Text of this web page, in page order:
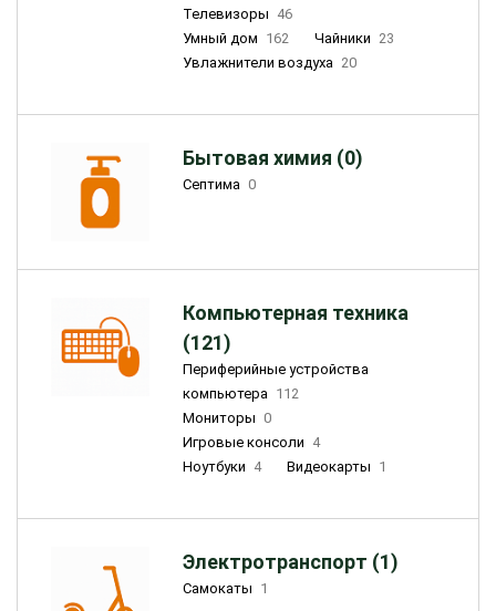
Телевизоры 46
Умный дом 162 Чайники 23
Увлажнители воздуха 20
Бытовая химия (0)
Септима 0
Компьютерная техника
(121)
Периферийные устройства
компьютера 112
Мониторы 0
Игровые консоли 4
Ноутбуки 4 Видеокарты 1
Электротранспорт (1)
Самокаты 1